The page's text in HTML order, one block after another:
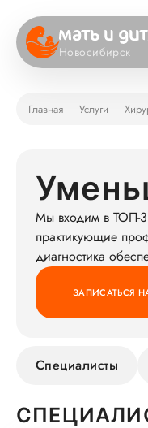
Новосибирск
Главная Услуги
Мы входим в ТОП-3
практикующие
диагностика
ЗАПИСАТЬСЯ
Специалисты